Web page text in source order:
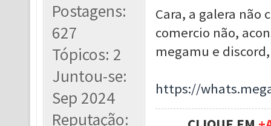
Postagens:
627
Tópicos: 2
Juntou-se:
Sep 2024
Reputação:
Cara, a galera
comercio não,
megamu e
https://